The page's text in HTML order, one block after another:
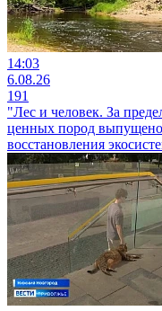
14:03
6.08.26
191
"Лес и человек. За
ценных пород
восстановления